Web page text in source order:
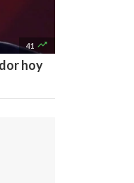
41 
hoy